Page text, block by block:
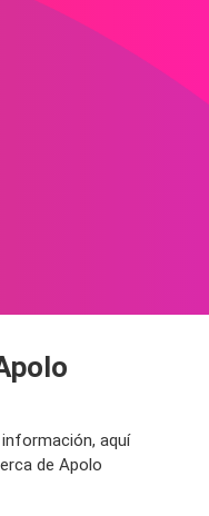
aquí
de Apolo